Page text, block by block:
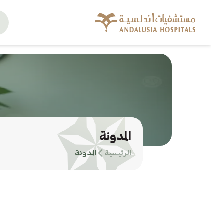
المدونة
الرئيسية المدونة